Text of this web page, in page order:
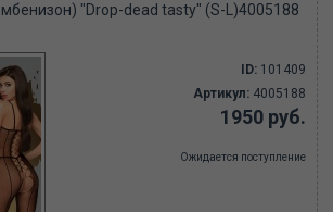
"Drop-dead tasty" (S-L)4005188
ID: 101409
Артикул: 4005188
1950 руб.
Ожидается поступление